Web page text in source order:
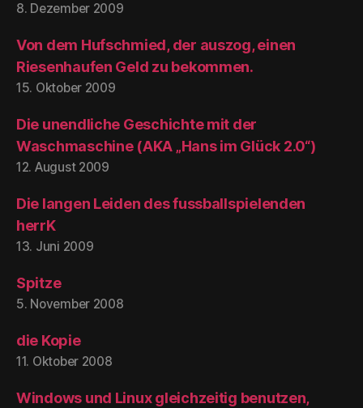
8. Dezember 2009
Von dem Hufschmied, der auszog, einen
Riesenhaufen Geld zu bekommen.
15. Oktober 2009
Die unendliche Geschichte mit der
Waschmaschine (AKA „Hans im Glück 2.0“)
12. August 2009
Die langen Leiden des fussballspielenden
herrK
13. Juni 2009
Spitze
5. November 2008
die Kopie
11. Oktober 2008
Windows und Linux gleichzeitig benutzen,